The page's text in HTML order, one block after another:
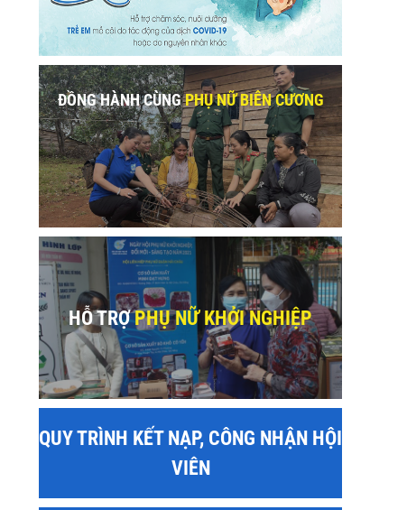
ĐỒNG HÀNH CÙNGPHỤ NỮ BIÊN CƯƠNG
HỖ TRỢPHỤ NỮ KHỞI NGHIỆP
QUY TRÌNH KẾT NẠP, CÔNG NHẬN HỘI
VIÊN